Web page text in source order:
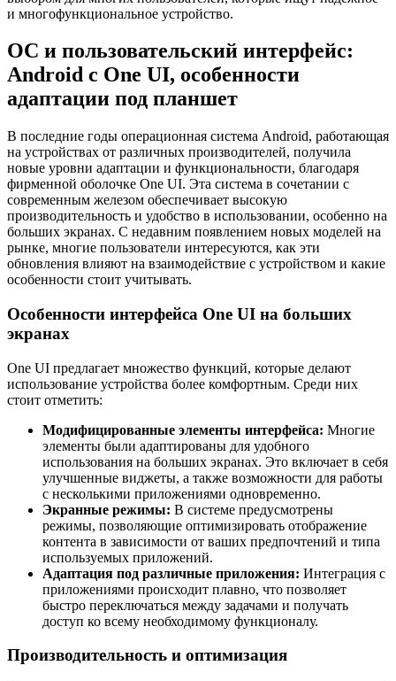
и многофункциональное устройство.
ОС и пользовательский интерфейс:
Android с One UI, особенности
адаптации под планшет
В последние годы операционная система Android, работающая
на устройствах от различных производителей, получила
новые уровни адаптации и функциональности, благодаря
фирменной оболочке One UI. Эта система в сочетании с
современным железом обеспечивает высокую
производительность и удобство в использовании, особенно на
больших экранах. С недавним появлением новых моделей на
рынке, многие пользователи интересуются, как эти
обновления влияют на взаимодействие с устройством и какие
особенности стоит учитывать.
Особенности интерфейса One UI на больших
экранах
One UI предлагает множество функций, которые делают
использование устройства более комфортным. Среди них
стоит отметить:
Модифицированные элементы интерфейса: Многие
элементы были адаптированы для удобного
использования на больших экранах. Это включает в себя
улучшенные виджеты, а также возможности для работы
с несколькими приложениями одновременно.
Экранные режимы: В системе предусмотрены
режимы, позволяющие оптимизировать отображение
контента в зависимости от ваших предпочтений и типа
используемых приложений.
Адаптация под различные приложения: Интеграция с
приложениями происходит плавно, что позволяет
быстро переключаться между задачами и получать
доступ ко всему необходимому функционалу.
Производительность и оптимизация